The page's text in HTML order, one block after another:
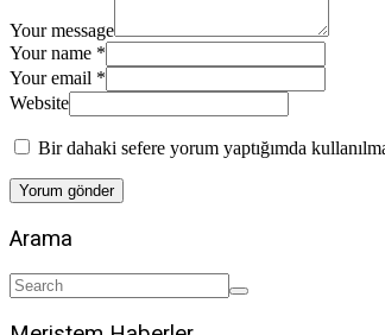
Your message
Your name *
Your email *
Website
Bir dahaki sefere yorum yaptığımda
Arama